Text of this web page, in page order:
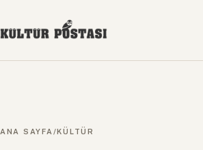
ANA SAYFA /KÜLTÜR